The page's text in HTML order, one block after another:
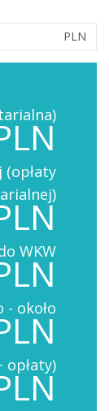
PLN
WKW
około
opłaty)